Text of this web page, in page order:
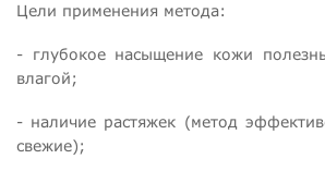
Цели применения метода:
- глубокое насыщение кожи
влагой;
- наличие растяжек (метод
свежие);